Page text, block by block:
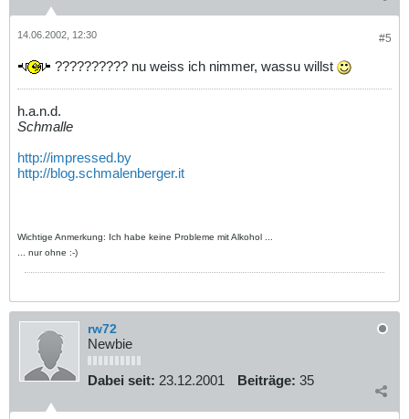
#5
14.06.2002, 12:30
?????????? nu weiss ich nimmer, wassu willst
h.a.n.d.
Schmalle
http://impressed.by
http://blog.schmalenberger.it
Wichtige Anmerkung: Ich habe keine Probleme mit Alkohol ...
... nur ohne :-)
rw72
Newbie
Dabei seit: 23.12.2001 Beiträge: 35